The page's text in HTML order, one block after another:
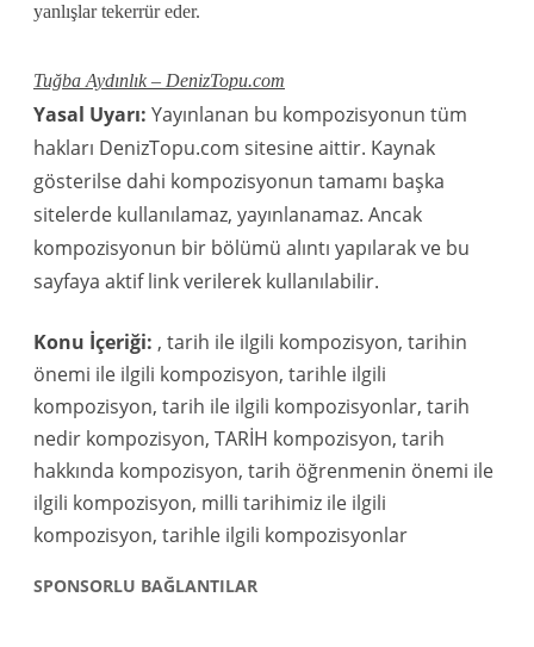
yanlışlar tekerrür eder.
Tuğba Aydınlık – DenizTopu.com
Yasal Uyarı: Yayınlanan bu kompozisyonun tüm
hakları DenizTopu.com sitesine aittir. Kaynak
gösterilse dahi kompozisyonun tamamı başka
sitelerde kullanılamaz, yayınlanamaz. Ancak
kompozisyonun bir bölümü alıntı yapılarak ve bu
sayfaya aktif link verilerek kullanılabilir.
Konu İçeriği: , tarih ile ilgili kompozisyon, tarihin
önemi ile ilgili kompozisyon, tarihle ilgili
kompozisyon, tarih ile ilgili kompozisyonlar, tarih
nedir kompozisyon, TARİH kompozisyon, tarih
hakkında kompozisyon, tarih öğrenmenin önemi ile
ilgili kompozisyon, milli tarihimiz ile ilgili
kompozisyon, tarihle ilgili kompozisyonlar
SPONSORLU BAĞLANTILAR